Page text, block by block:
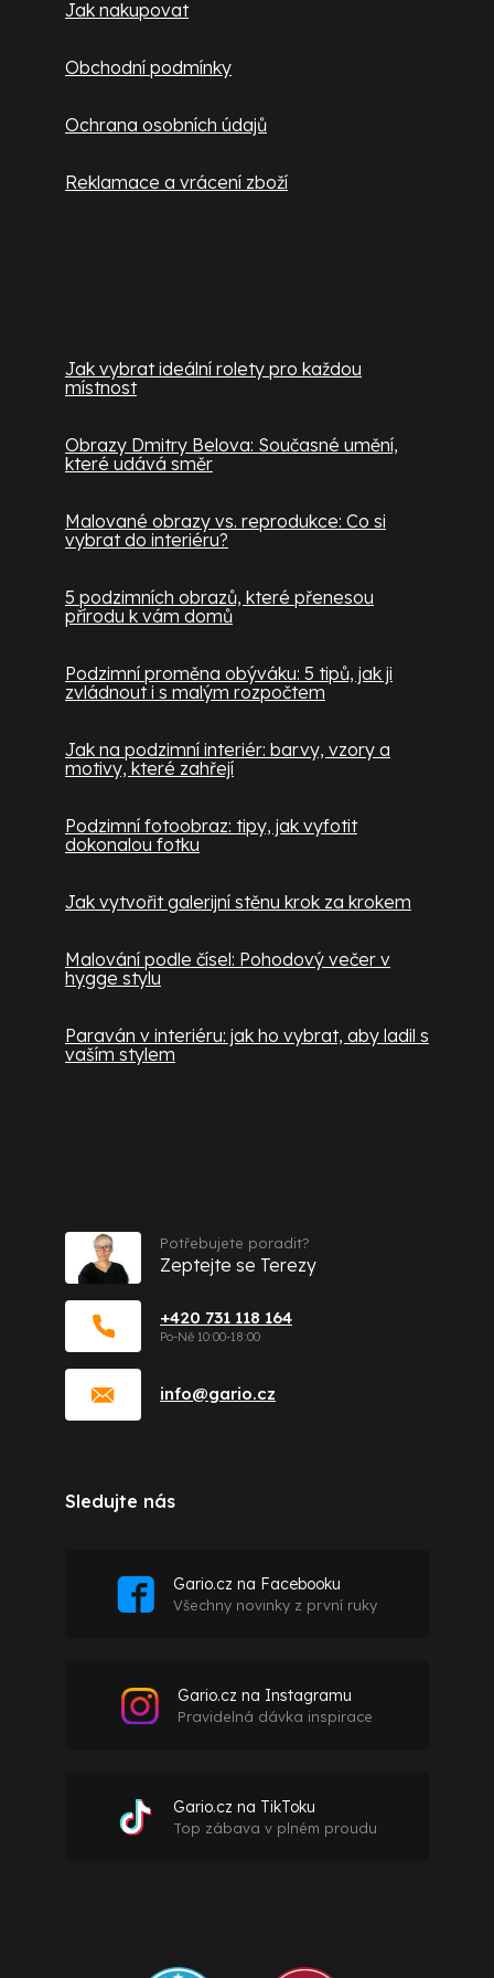
Jak nakupovat
Obchodní podmínky
Ochrana osobních údajů
Reklamace a vrácení zboží
Jak vybrat ideální rolety pro každou
místnost
Obrazy Dmitry Belova: Současné umění,
které udává směr
Malované obrazy vs. reprodukce: Co si
vybrat do interiéru?
5 podzimních obrazů, které přenesou
přírodu k vám domů
Podzimní proměna obýváku: 5 tipů, jak ji
zvládnout i s malým rozpočtem
Jak na podzimní interiér: barvy, vzory a
motivy, které zahřejí
Podzimní fotoobraz: tipy, jak vyfotit
dokonalou fotku
Jak vytvořit galerijní stěnu krok za krokem
Malování podle čísel: Pohodový večer v
hygge stylu
Paraván v interiéru: jak ho vybrat, aby ladil s
vaším stylem
info@gario.cz
+420 731 118 164
Potřebujete poradit?
Zeptejte se Terezy
Sledujte nás
Gario.cz na Facebooku
Všechny novinky z první ruky
Gario.cz na Instagramu
Pravidelná dávka inspirace
Gario.cz na TikToku
Top zábava v plném proudu